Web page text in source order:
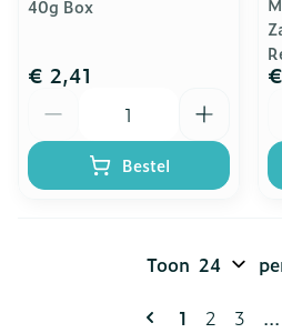
40g Box
€ 2,41
Bestel
U lees
1 Pagina
2 Pagina
3 ...
Toon